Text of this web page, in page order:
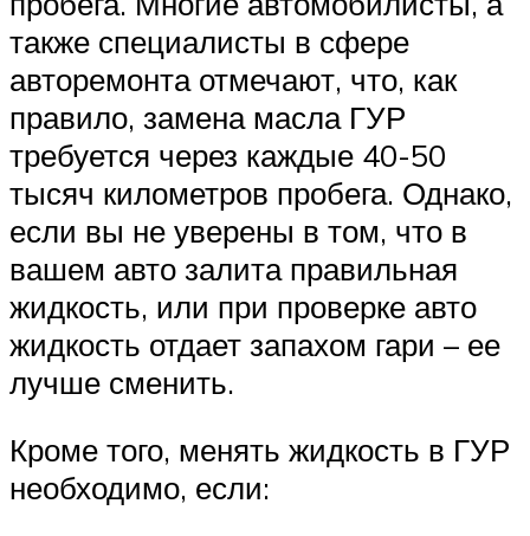
Меню
также специалисты в сфере
авторемонта отмечают, что, как
правило, замена масла ГУР
требуется через каждые 40-50
тысяч километров пробега. Однако,
если вы не уверены в том, что в
вашем авто залита правильная
жидкость, или при проверке авто
жидкость отдает запахом гари – ее
лучше сменить.
Кроме того, менять жидкость в ГУР
необходимо, если: